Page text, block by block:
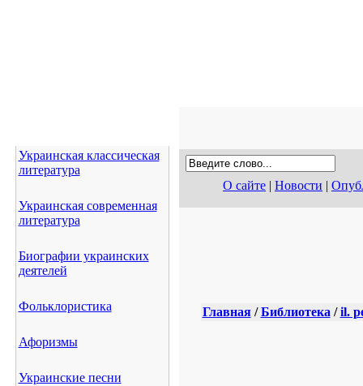
Украинская классическая
литература
Украинская современная
литература
Биографии украинских
деятелей
Фольклористика
Афоризмы
Украинские песни
О сайте | Новости |
Главная/Библиотека /il.